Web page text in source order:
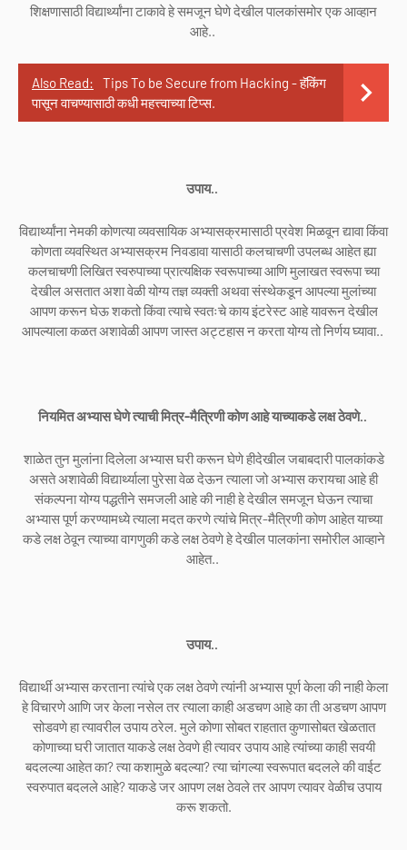
शिक्षणासाठी विद्यार्थ्यांना टाकावे हे समजून घेणे देखील पालकांसमोर एक आव्हान
आहे..
Also Read:
Tips To be Secure from Hacking - हॅकिंग
पासून वाचण्यासाठी कधी महत्त्वाच्या टिप्स.
उपाय..
विद्यार्थ्यांना नेमकी कोणत्या व्यवसायिक अभ्यासक्रमासाठी प्रवेश मिळवून द्यावा किंवा
कोणता व्यवस्थित अभ्यासक्रम निवडावा यासाठी कलचाचणी उपलब्ध आहेत ह्या
कलचाचणी लिखित स्वरुपाच्या प्रात्यक्षिक स्वरूपाच्या आणि मुलाखत स्वरूपा च्या
देखील असतात अशा वेळी योग्य तज्ञ व्यक्ती अथवा संस्थेकडून आपल्या मुलांच्या
आपण करून घेऊ शकतो किंवा त्याचे स्वतःचे काय इंटरेस्ट आहे यावरून देखील
आपल्याला कळत अशावेळी आपण जास्त अट्टहास न करता योग्य तो निर्णय घ्यावा..
नियमित अभ्यास घेणे त्याची मित्र-मैत्रिणी कोण आहे याच्याकडे लक्ष ठेवणे..
शाळेत तुन मुलांना दिलेला अभ्यास घरी करून घेणे हीदेखील जबाबदारी पालकांकडे
असते अशावेळी विद्यार्थ्याला पुरेसा वेळ देऊन त्याला जो अभ्यास करायचा आहे ही
संकल्पना योग्य पद्धतीने समजली आहे की नाही हे देखील समजून घेऊन त्याचा
अभ्यास पूर्ण करण्यामध्ये त्याला मदत करणे त्यांचे मित्र-मैत्रिणी कोण आहेत याच्या
कडे लक्ष ठेवून त्याच्या वागणुकी कडे लक्ष ठेवणे हे देखील पालकांना समोरील आव्हाने
आहेत..
उपाय..
विद्यार्थी अभ्यास करताना त्यांचे एक लक्ष ठेवणे त्यांनी अभ्यास पूर्ण केला की नाही केला
हे विचारणे आणि जर केला नसेल तर त्याला काही अडचण आहे का ती अडचण आपण
सोडवणे हा त्यावरील उपाय ठरेल. मुले कोणा सोबत राहतात कुणासोबत खेळतात
कोणाच्या घरी जातात याकडे लक्ष ठेवणे ही त्यावर उपाय आहे त्यांच्या काही सवयी
बदलल्या आहेत का? त्या कशामुळे बदल्या? त्या चांगल्या स्वरूपात बदलले की वाईट
स्वरुपात बदलले आहे? याकडे जर आपण लक्ष ठेवले तर आपण त्यावर वेळीच उपाय
करू शकतो.